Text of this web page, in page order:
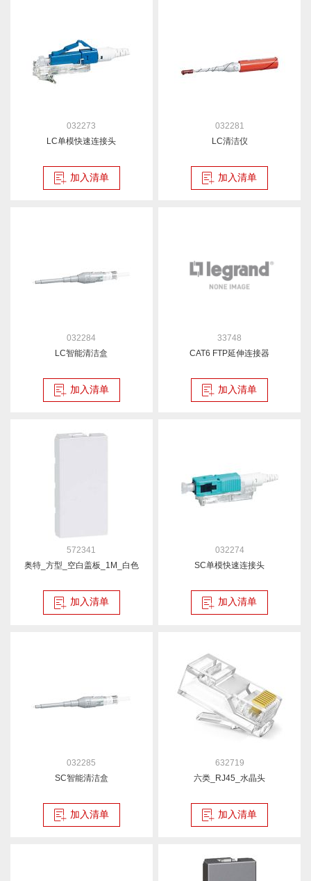
032273
LC单模快速连接头
加入清单
032281
LC清洁仪
加入清单
032284
LC智能清洁盒
加入清单
33748
CAT6 FTP延伸连接器
加入清单
572341
奥特_方型_空白盖板_1M_白色
加入清单
032274
SC单模快速连接头
加入清单
032285
SC智能清洁盒
加入清单
632719
六类_RJ45_水晶头
加入清单